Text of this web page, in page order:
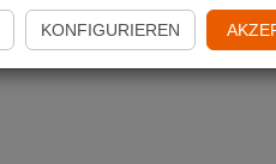
KONFIGURIEREN